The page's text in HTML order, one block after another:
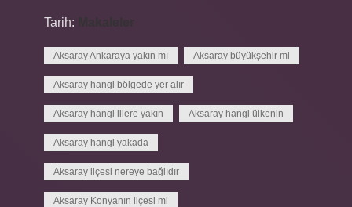
Tarih:
Aksaray Ankaraya yakın mı Aksaray büyükşehir mi
Aksaray hangi bölgede yer alır
Aksaray hangi illere yakın Aksaray hangi ülkenin
Aksaray hangi yakada
Aksaray ilçesi nereye bağlıdır
Aksaray Konyanın ilçesi mi